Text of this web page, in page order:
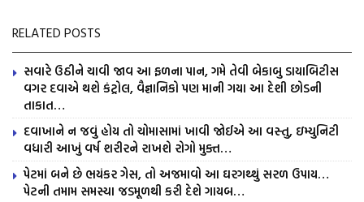
RELATED POSTS
સવારે ઉઠીને ચાવી જાવ આ ફળના પાન, ગમે તેવી બેકાબુ ડાયાબિટીસ
વગર દવાએ થશે કંટ્રોલ, વૈજ્ઞાનિકો પણ માની ગયા આ દેશી છોડની
તાકાત…
દવાખાને ન જવું હોય તો ચોમાસામાં ખાવી જોઈએ આ વસ્તુ, ઇમ્યુનિટી
વધારી આખું વર્ષ શરીરને રાખશે રોગો મુક્ત…
પેટમાં બને છે ભયંકર ગેસ, તો અજમાવો આ ઘરગથ્થું સરળ ઉપાય…
પેટની તમામ સમસ્યા જડમૂળથી કરી દેશે ગાયબ…